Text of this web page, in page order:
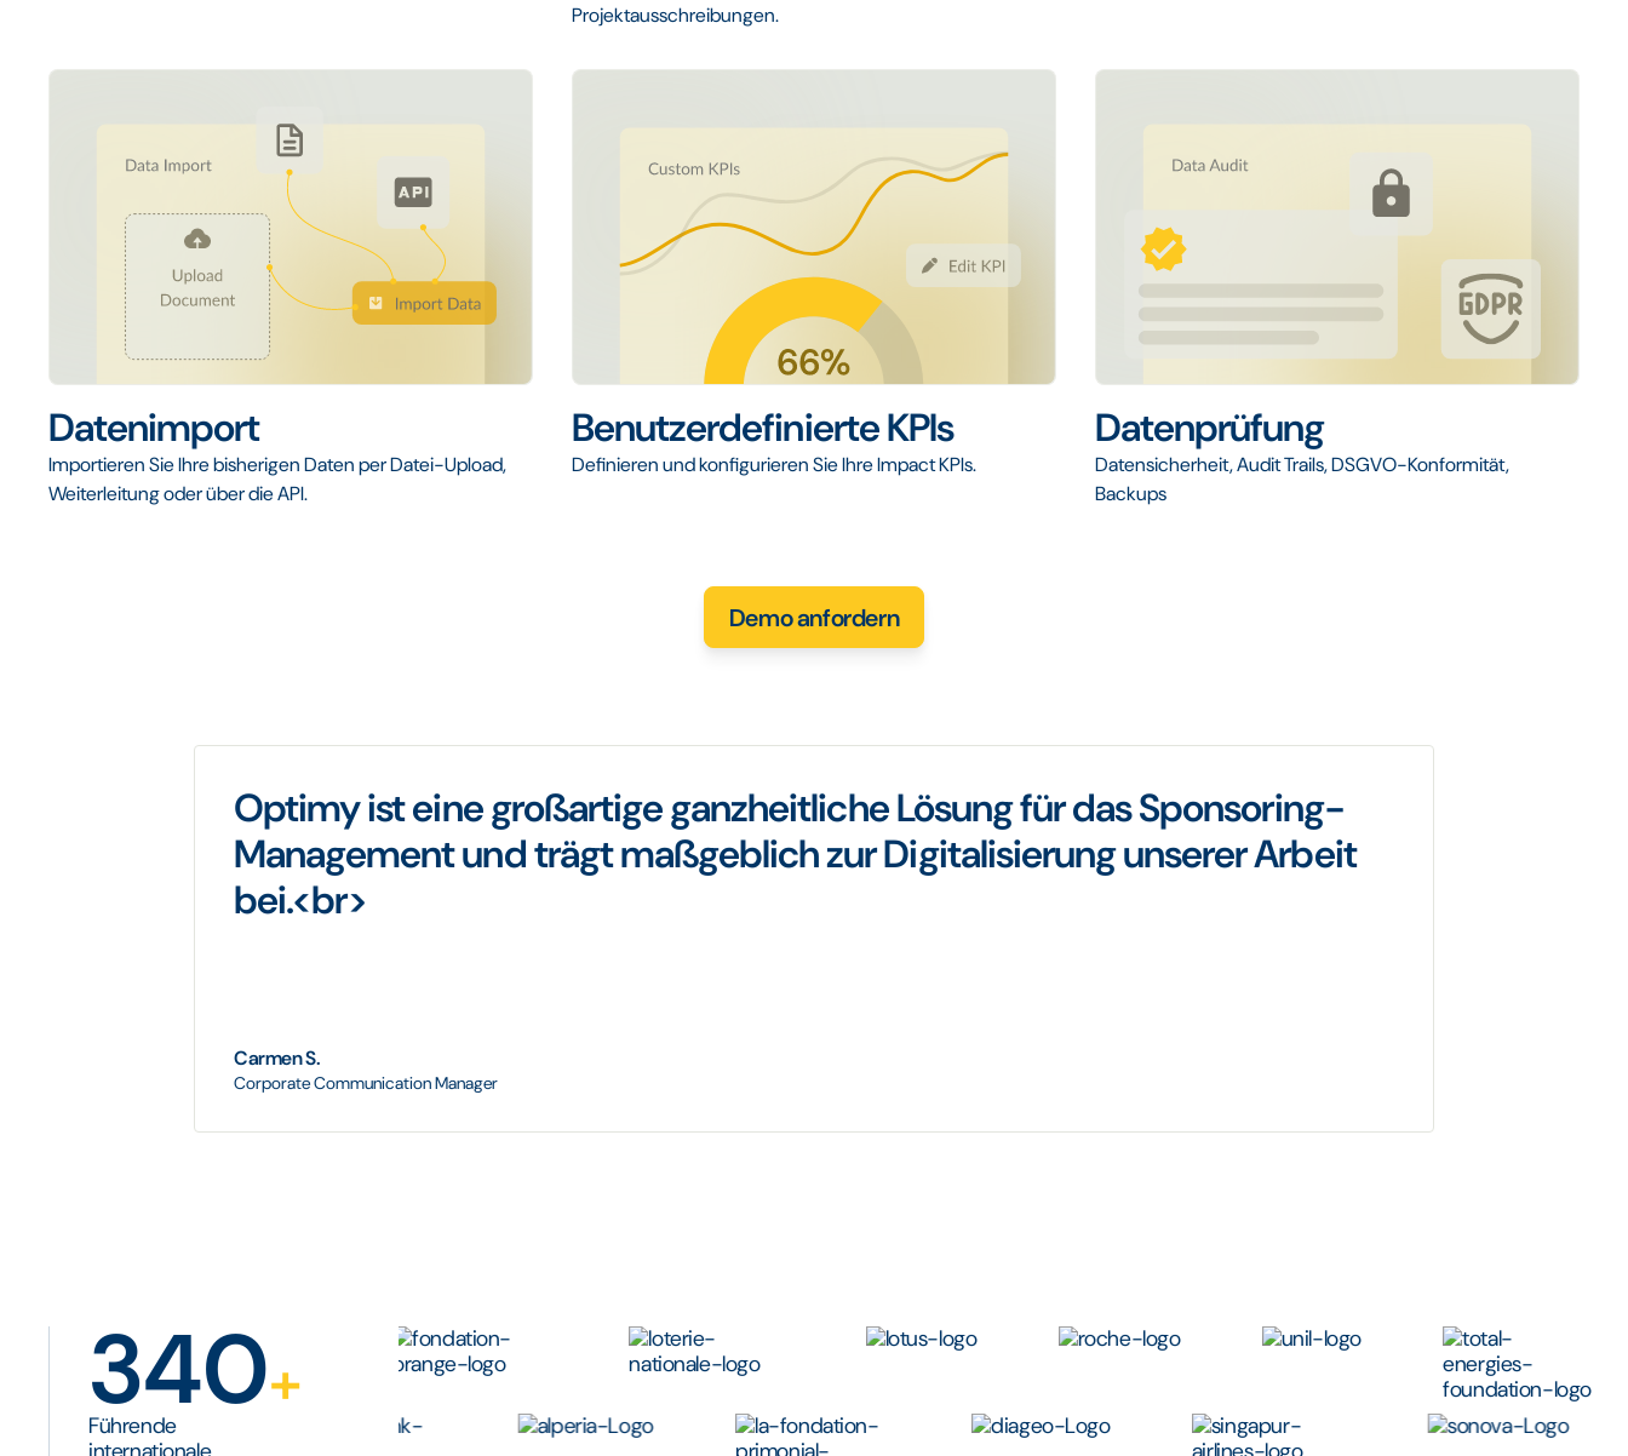
Projektausschreibungen.
Datenimport
Importieren Sie Ihre bisherigen Daten per Datei-Upload,
Weiterleitung oder über die API.
Benutzerdefinierte KPIs
Definieren und konfigurieren Sie Ihre Impact KPIs.
Datenprüfung
Datensicherheit, Audit Trails, DSGVO-Konformität,
Backups
Demo anfordern
Optimy ist eine großartige ganzheitliche Lösung für das Sponsoring-
Management und trägt maßgeblich zur Digitalisierung unserer Arbeit
bei.<br>
Carmen S.
Corporate Communication Manager
340+
Führende